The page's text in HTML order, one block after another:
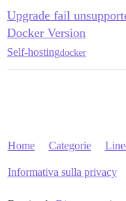
Upgrade fail
Docker Version
Self-hostingdocker
Home Categorie
Informativa sulla privacy